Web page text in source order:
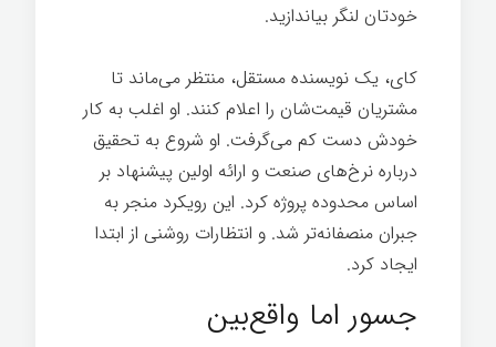
خودتان لنگر بیاندازید.
کای، یک نویسنده مستقل، منتظر می‌ماند تا
مشتریان قیمت‌شان را اعلام کنند. او اغلب به کار
خودش دست کم می‌گرفت. او شروع به تحقیق
درباره نرخ‌های صنعت و ارائه اولین پیشنهاد بر
اساس محدوده پروژه کرد. این رویکرد منجر به
جبران منصفانه‌تر شد. و انتظارات روشنی از ابتدا
ایجاد کرد.
جسور اما واقع‌بین